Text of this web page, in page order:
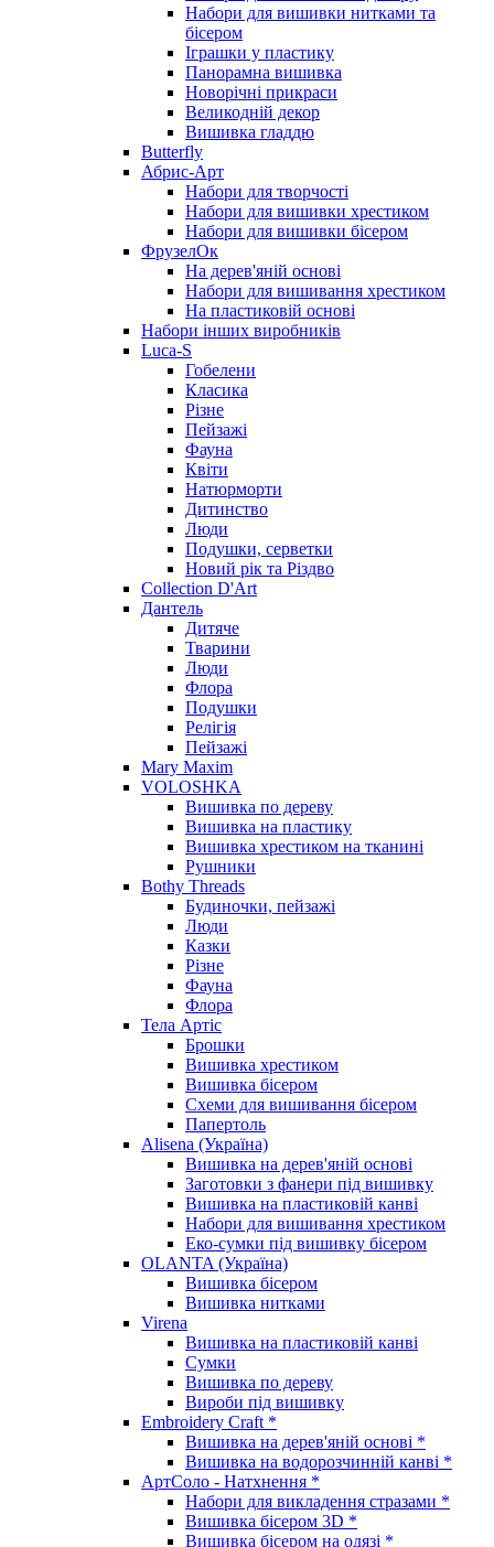
Набори для вишивки нитками та
бісером
Іграшки у пластику
Панорамна вишивка
Новорічні прикраси
Великодній декор
Вишивка гладдю
Butterfly
Абрис-Арт
Набори для творчості
Набори для вишивки хрестиком
Набори для вишивки бісером
ФрузелОк
На дерев'яній основі
Набори для вишивання хрестиком
На пластиковій основі
Набори інших виробників
Luca-S
Гобелени
Класика
Різне
Пейзажі
Фауна
Квіти
Натюрморти
Дитинство
Люди
Подушки, серветки
Новий рік та Різдво
Collection D'Art
Дантель
Дитяче
Тварини
Люди
Флора
Подушки
Релігія
Пейзажі
Mary Maxim
VOLOSHKA
Вишивка по дереву
Вишивка на пластику
Вишивка хрестиком на тканині
Рушники
Bothy Threads
Будиночки, пейзажі
Люди
Казки
Різне
Фауна
Флора
Тела Артіс
Брошки
Вишивка хрестиком
Вишивка бісером
Схеми для вишивання бісером
Папертоль
Alisena (Україна)
Вишивка на дерев'яній основі
Заготовки з фанери під вишивку
Вишивка на пластиковій канві
Набори для вишивання хрестиком
Еко-сумки під вишивку бісером
OLANTA (Україна)
Вишивка бісером
Вишивка нитками
Virena
Вишивка на пластиковій канві
Сумки
Вишивка по дереву
Вироби під вишивку
Embroidery Craft *
Вишивка на дерев'яній основі *
Вишивка на водорозчинній канві *
АртСоло - Натхнення *
Набори для викладення стразами *
Вишивка бісером 3D *
Вишивка бісером на одязі *